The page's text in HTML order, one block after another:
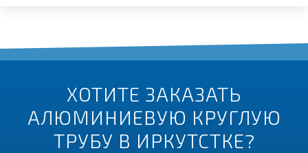
ХОТИТЕ ЗАКАЗАТЬ
АЛЮМИНИЕВУЮ КРУГЛУЮ
ТРУБУ В ИРКУТСТКЕ?